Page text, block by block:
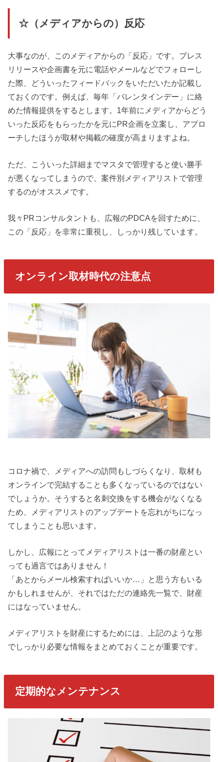
☆（メディアからの）反応
大事なのが、このメディアからの「反応」です。プレス
リリースや企画書を元に電話やメールなどでフォローし
た際、どういったフィードバックをいただいたか記載し
ておくのです。例えば、毎年「バレンタインデー」に絡
めた情報提供をするとします。1年前にメディアからどう
いった反応をもらったかを元にPR企画を立案し、アプロ
ーチしたほうが取材や掲載の確度が高まりますよね。
ただ、こういった詳細までマスタで管理すると使い勝手
が悪くなってしまうので、案件別メディアリストで管理
するのがオススメです。
我々PRコンサルタントも、広報のPDCAを回すために、
この「反応」を非常に重視し、しっかり残しています。
オンライン取材時代の注意点
コロナ禍で、メディアへの訪問もしづらくなり、取材も
オンラインで完結することも多くなっているのではない
でしょうか。そうすると名刺交換をする機会がなくなる
ため、メディアリストのアップデートを忘れがちになっ
てしまうことも思います。
しかし、広報にとってメディアリストは一番の財産とい
っても過言ではありません！
「あとからメール検索すればいいか…」と思う方もいる
かもしれませんが、それではただの連絡先一覧で、財産
にはなっていません。
メディアリストを財産にするためには、上記のような形
でしっかり必要な情報をまとめておくことが重要です。
定期的なメンテナンス